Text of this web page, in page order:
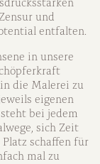
und
entfalten.
in unsere
die Malerei zu
eigenen
bei jedem
sich Zeit
schaffen für
mal zu